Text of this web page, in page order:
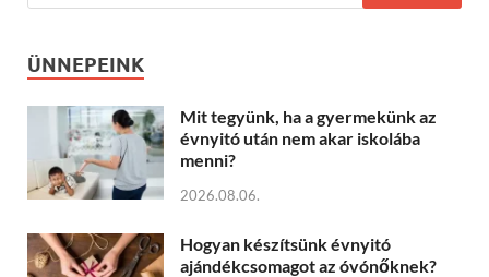
ÜNNEPEINK
Mit tegyünk, ha a gyermekünk az
évnyitó után nem akar iskolába
menni?
2026.08.06.
Hogyan készítsünk évnyitó
ajándékcsomagot az óvónőknek?